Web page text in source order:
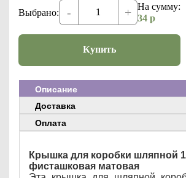
Выбрано: - +
На сумму:
34 р
Купить
Описание
Доставка
Оплата
Крышка для коробки шляпной
фисташковая матовая